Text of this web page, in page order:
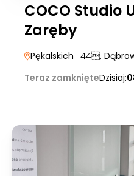
COCO Studio
Zaręby
Pękalskich | 44,
Teraz zamknięteDzisiaj: